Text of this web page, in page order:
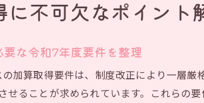
不可欠なポイント
な令和7年度要件を整理
加算取得要件は、制度改正により一層
ることが求められています。これらの